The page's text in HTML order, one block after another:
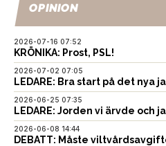
OPINION
2026-07-16 07:52
KRÖNIKA: Prost, PSL!
2026-07-02 07:05
LEDARE: Bra start på det nya
2026-06-25 07:35
LEDARE: Jorden vi ärvde och
2026-06-08 14:44
DEBATT: Måste